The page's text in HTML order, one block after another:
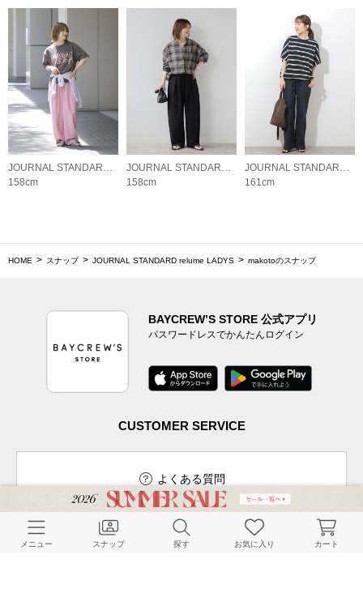
158cm
158cm
161cm
HOME スナップ JOURNAL STANDARD relume LADYS makotoのスナップ
BAYCREW’S STORE 公式アプリ
パスワードレスでかんたんログイン
CUSTOMER SERVICE
よくある質問
メニュー スナップ 探す お気に入り カート